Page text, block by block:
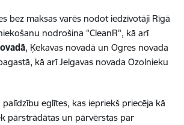
bez maksas varēs nodot iedzīvotāji Rīgā
nodrošina "CleanR", kā arī
, Ķekavas novadā un Ogres novada
kā arī Jelgavas novada Ozolnieku
eglītes, kas iepriekš priecēja kā
pārstrādātas un pārvērstas par